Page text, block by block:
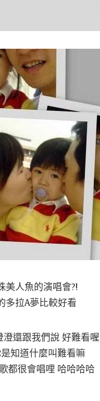
美人魚的演唱會?!
拉A夢比較好看
還跟我們說 好難看喔
知道什麼叫難看嘛
都很會唱哩 哈哈哈哈